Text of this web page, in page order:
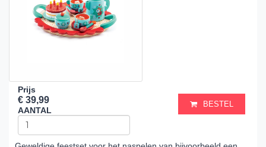
Prijs
€ 39,99
AANTAL
BESTEL